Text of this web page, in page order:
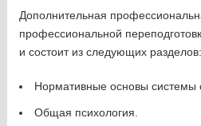
Дополнительная
профессиональной
и состоит из следующих разделов:
Нормативные основы системы
Общая психология.